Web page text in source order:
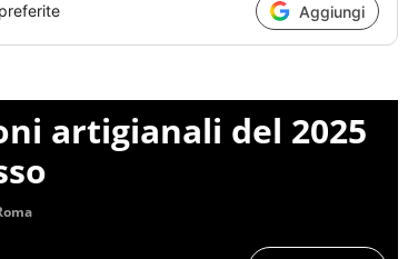
Aggiungi
artigianali del 2025